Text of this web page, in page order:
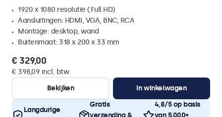
1920 x 1080 resolutie (Full HD)
Aansluitingen: HDMI, VGA, BNC, RCA
Montage: desktop, wand
Buitenmaat: 318 x 200 x 33 mm
€ 329,00
€ 398,09 incl. btw
Bekijken
In winkelwagen
Langdurige
Gratis
verzending &
4,8/5 op basis
van 5.000+